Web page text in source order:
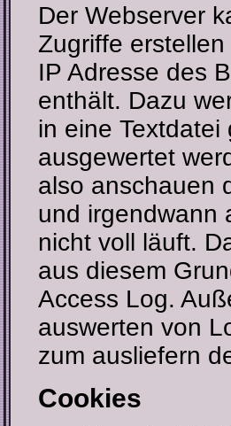
Der Webserver
Zugriffe
IP Adresse des
enthält. Dazu
in eine
ausgewertet
also anschauen
und irgendwann
nicht voll läuft.
aus diesem
Access Log.
auswerten von
zum ausliefern
Cookies